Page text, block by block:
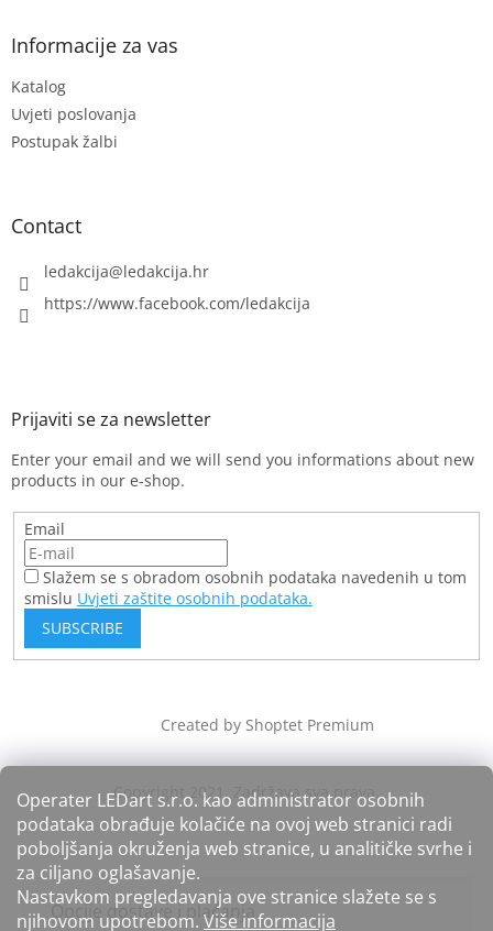
Operater LEDart s.r.o. kao administrator osobnih
podataka obrađuje kolačiće na ovoj web stranici radi
poboljšanja okruženja web stranice, u analitičke svrhe i
za ciljano oglašavanje.
Nastavkom pregledavanja ove stranice slažete se s
njihovom upotrebom. Više informacija
Informacije za vas
Katalog
Uvjeti poslovanja
Postupak žalbi
Contact
ledakcija@ledakcija.hr
https://www.facebook.com/ledakcija
Enter your email and we will send you informations about new
products in our e-shop.
Email
Slažem se s obradom osobnih podataka navedenih u tom
smislu Uvjeti zaštite osobnih podataka.
SUBSCRIBE
Created by Shoptet Premium
Opcije dostave i plaćanja